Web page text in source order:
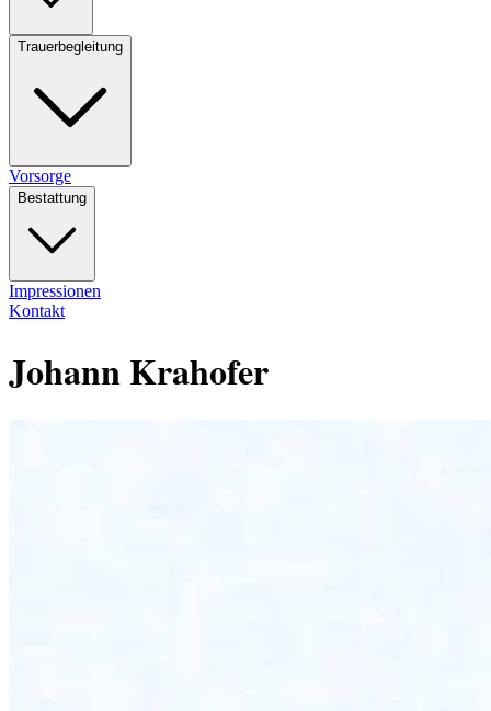
Trauerbegleitung
Vorsorge
Bestattung
Impressionen
Kontakt
Johann Krahofer